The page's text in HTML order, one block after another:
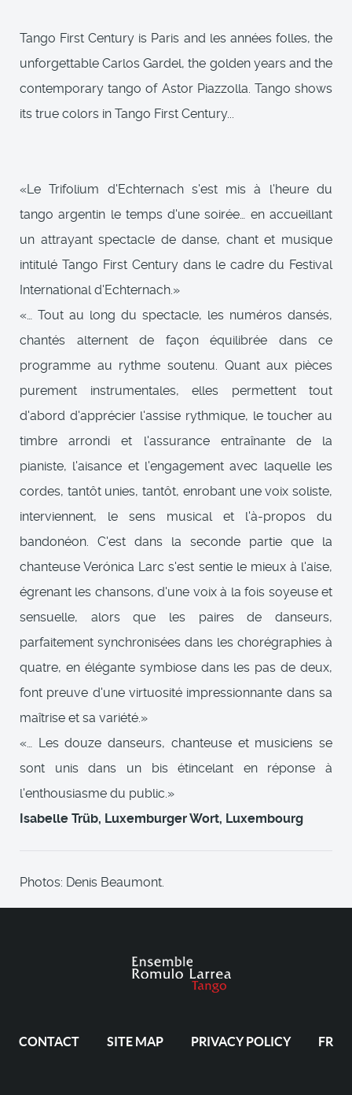
Tango First Century is Paris and les années folles, the
unforgettable Carlos Gardel, the golden years and the
contemporary tango of Astor Piazzolla. Tango shows
its true colors in Tango First Century...
«Le Trifolium d'Echternach s'est mis à l'heure du
tango argentin le temps d'une soirée… en accueillant
un attrayant spectacle de danse, chant et musique
intitulé Tango First Century dans le cadre du Festival
International d'Echternach.»
«… Tout au long du spectacle, les numéros dansés,
chantés alternent de façon équilibrée dans ce
programme au rythme soutenu. Quant aux pièces
purement instrumentales, elles permettent tout
d'abord d'apprécier l'assise rythmique, le toucher au
timbre arrondi et l'assurance entraînante de la
pianiste, l'aisance et l'engagement avec laquelle les
cordes, tantôt unies, tantôt, enrobant une voix soliste,
interviennent, le sens musical et l'à-propos du
bandonéon. C'est dans la seconde partie que la
chanteuse Verónica Larc s'est sentie le mieux à l'aise,
égrenant les chansons, d'une voix à la fois soyeuse et
sensuelle, alors que les paires de danseurs,
parfaitement synchronisées dans les chorégraphies à
quatre, en élégante symbiose dans les pas de deux,
font preuve d'une virtuosité impressionnante dans sa
maîtrise et sa variété.»
«… Les douze danseurs, chanteuse et musiciens se
sont unis dans un bis étincelant en réponse à
l'enthousiasme du public.»
Isabelle Trüb, Luxemburger Wort, Luxembourg
Photos: Denis Beaumont.
CONTACT SITE MAP PRIVACY POLICY FR